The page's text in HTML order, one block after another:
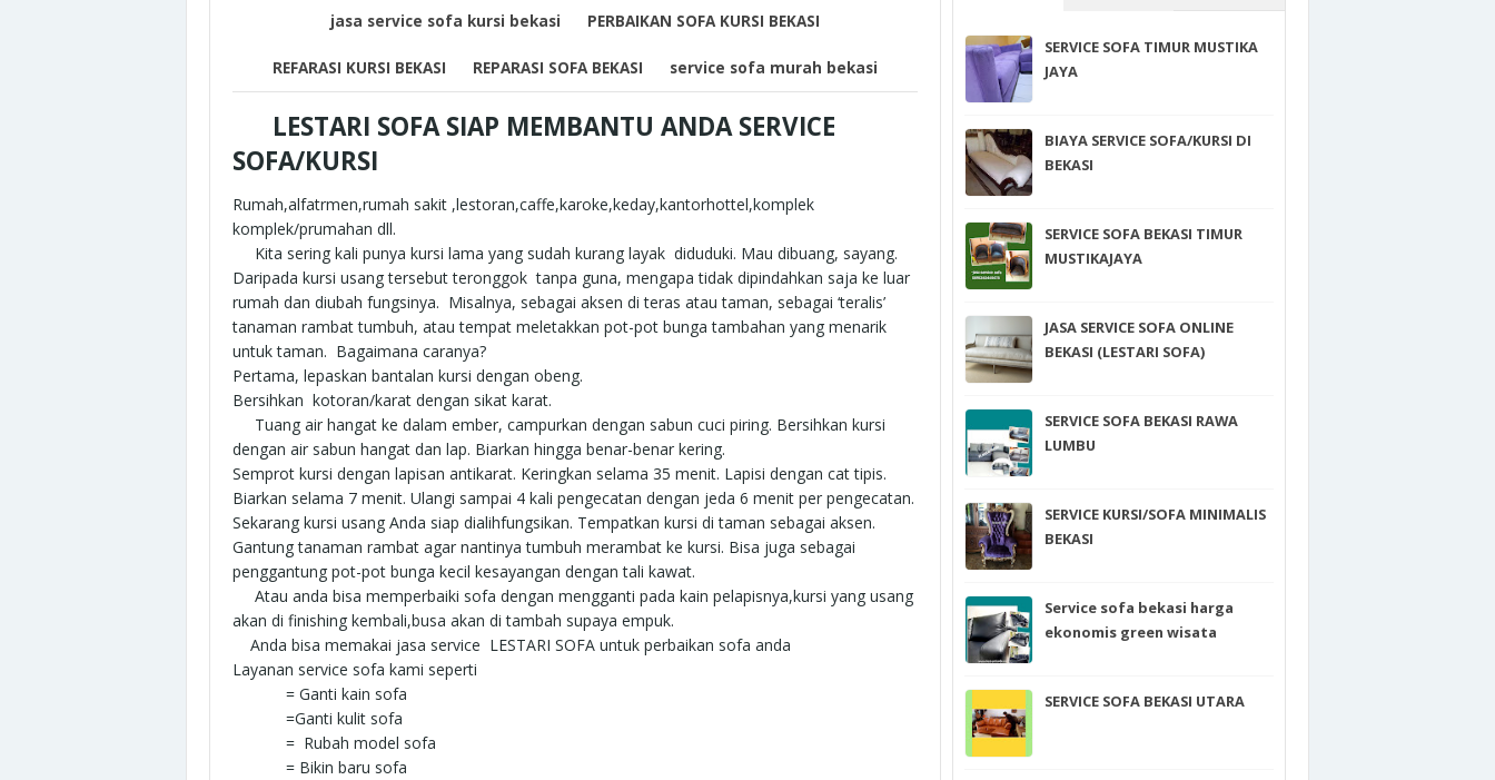
jasa service sofa kursi bekasi PERBAIKAN SOFA KURSI BEKASI
REFARASI KURSI BEKASI REPARASI SOFA BEKASI service sofa murah bekasi
LESTARI SOFA SIAP MEMBANTU ANDA SERVICE
SOFA/KURSI
Rumah,alfatrmen,rumah sakit ,lestoran,caffe,karoke,keday,kantorhottel,komplek
komplek/prumahan dll.
Kita sering kali punya kursi lama yang sudah kurang layak diduduki. Mau dibuang, sayang.
Daripada kursi usang tersebut teronggok tanpa guna, mengapa tidak dipindahkan saja ke luar
rumah dan diubah fungsinya. Misalnya, sebagai aksen di teras atau taman, sebagai ‘teralis’
tanaman rambat tumbuh, atau tempat meletakkan pot-pot bunga tambahan yang menarik
untuk taman. Bagaimana caranya?
Pertama, lepaskan bantalan kursi dengan obeng.
Bersihkan kotoran/karat dengan sikat karat.
Tuang air hangat ke dalam ember, campurkan dengan sabun cuci piring. Bersihkan kursi
dengan air sabun hangat dan lap. Biarkan hingga benar-benar kering.
Semprot kursi dengan lapisan antikarat. Keringkan selama 35 menit. Lapisi dengan cat tipis.
Biarkan selama 7 menit. Ulangi sampai 4 kali pengecatan dengan jeda 6 menit per pengecatan.
Sekarang kursi usang Anda siap dialihfungsikan. Tempatkan kursi di taman sebagai aksen.
Gantung tanaman rambat agar nantinya tumbuh merambat ke kursi. Bisa juga sebagai
penggantung pot-pot bunga kecil kesayangan dengan tali kawat.
Atau anda bisa memperbaiki sofa dengan mengganti pada kain pelapisnya,kursi yang usang
akan di finishing kembali,busa akan di tambah supaya empuk.
Anda bisa memakai jasa service LESTARI SOFA untuk perbaikan sofa anda
Layanan service sofa kami seperti
= Ganti kain sofa
=Ganti kulit sofa
= Rubah model sofa
= Bikin baru sofa
SERVICE SOFA TIMUR MUSTIKA
JAYA
BIAYA SERVICE SOFA/KURSI DI
BEKASI
SERVICE SOFA BEKASI TIMUR
MUSTIKAJAYA
JASA SERVICE SOFA ONLINE
BEKASI (LESTARI SOFA)
SERVICE SOFA BEKASI RAWA
LUMBU
SERVICE KURSI/SOFA MINIMALIS
BEKASI
Service sofa bekasi harga
ekonomis green wisata
SERVICE SOFA BEKASI UTARA